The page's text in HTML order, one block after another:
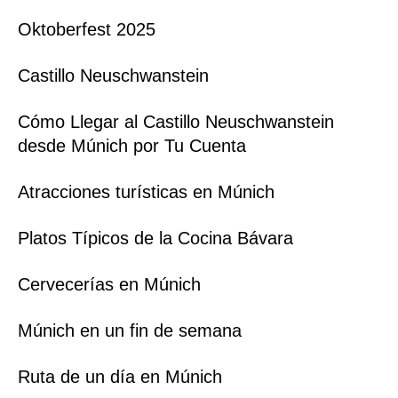
Oktoberfest 2025
Castillo Neuschwanstein
Cómo Llegar al Castillo Neuschwanstein
desde Múnich por Tu Cuenta
Atracciones turísticas en Múnich
Platos Típicos de la Cocina Bávara
Cervecerías en Múnich
Múnich en un fin de semana
Ruta de un día en Múnich